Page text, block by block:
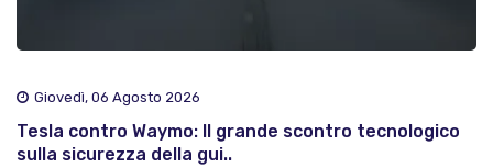
Giovedì, 06 Agosto 2026
Tesla contro Waymo: Il grande scontro tecnologico
sulla sicurezza della gui..